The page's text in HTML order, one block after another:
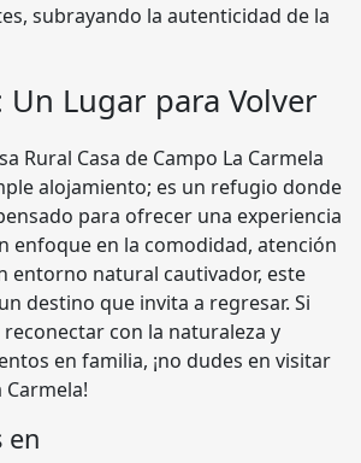
subrayando la autenticidad de la
Un Lugar para Volver
Rural Casa de Campo La Carmela
alojamiento; es un refugio donde
para ofrecer una experiencia
enfoque en la comodidad, atención
entorno natural cautivador, este
destino que invita a regresar. Si
reconectar con la naturaleza y
en familia, ¡no dudes en visitar
Carmela!
en